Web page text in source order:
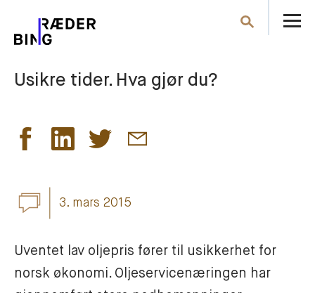
Søk
Usikre tider. Hva gjør du?
3. mars 2015
Uventet lav oljepris fører til usikkerhet for
norsk økonomi. Oljeservicenæringen har